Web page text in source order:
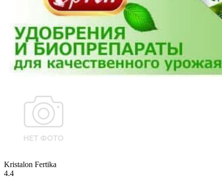
Kristalon Fertika
4.4